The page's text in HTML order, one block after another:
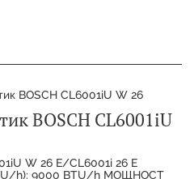
BOSCH CL6001iU
W 26 E/CL6001i 26 E
h): 9000 BTU/h МОЩНОСТ